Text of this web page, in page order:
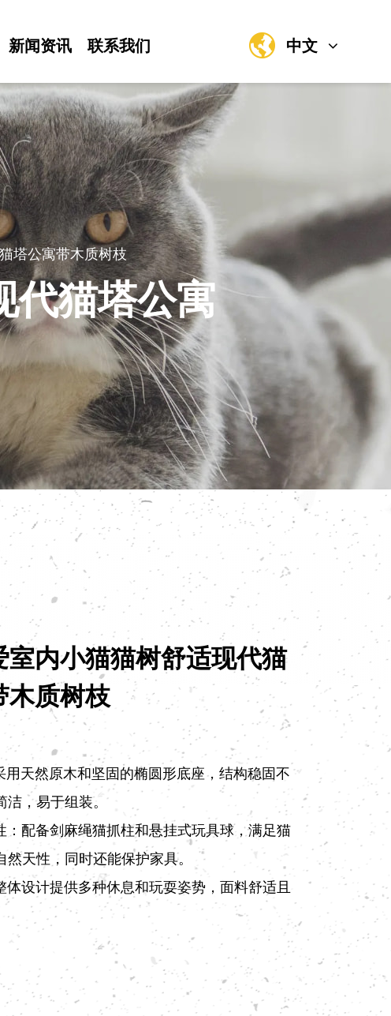
新闻资讯 联系我们 中文
塔公寓带木质树枝
代猫塔公寓
室内小猫猫树舒适现代猫
木质树枝
用天然原木和坚固的椭圆形底座，结构稳固不
，易于组装。
：配备剑麻绳猫抓柱和悬挂式玩具球，满足猫
然天性，同时还能保护家具。
体设计提供多种休息和玩耍姿势，面料舒适且